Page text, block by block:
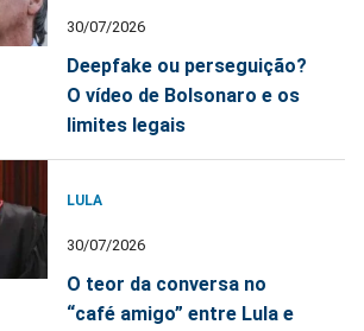
30/07/2026
Deepfake ou perseguição?
O vídeo de Bolsonaro e os
limites legais
LULA
30/07/2026
O teor da conversa no
“café amigo” entre Lula e